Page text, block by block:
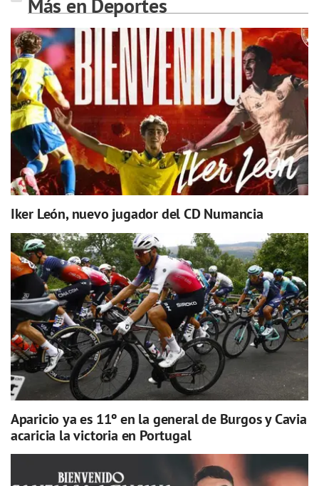
Más en Deportes
Iker León, nuevo jugador del CD Numancia
Aparicio ya es 11º en la general de Burgos y Cavia
acaricia la victoria en Portugal